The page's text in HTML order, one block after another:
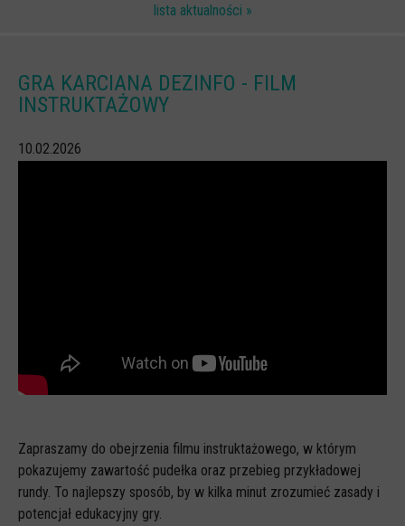
lista aktualności »
GRA KARCIANA DEZINFO - FILM
INSTRUKTAŻOWY
10.02.2026
Zapraszamy do obejrzenia filmu instruktażowego, w którym
pokazujemy zawartość pudełka oraz przebieg przykładowej
rundy. To najlepszy sposób, by w kilka minut zrozumieć zasady i
potencjał edukacyjny gry.
BEZPIECZNE WAKACJE 2022
RAZEM W SIECI
Cyfrowe wieczory dla rodziców
Cykl webinarów - marzec 2026
Kreskówki
Filmy
Spoty